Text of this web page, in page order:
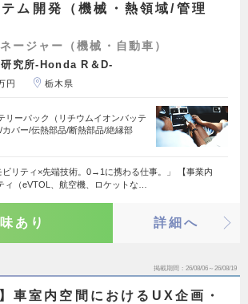
ム開発（機械・熱領域/管理
ージャー（機械・自動車）
究所-Honda R＆D-
円 栃木県
リーパック（リチウムイオンバッテ
バー/伝熱部品/断熱部品/絶縁部
ビリティ×先端技術。0→1に携わる仕事。」 【事業内
ィ（eVTOL、航空機、ロケットな…
あり 詳細へ
掲載期間 26/08/06～26/08/19
車室内空間におけるUX企画・